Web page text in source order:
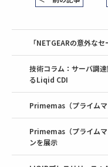
「NETGEARの意外な
技術コラム：サーバ調
るLiqid CDI
Primemas（プライムマ
Primemas（プライムマ
ンを展示